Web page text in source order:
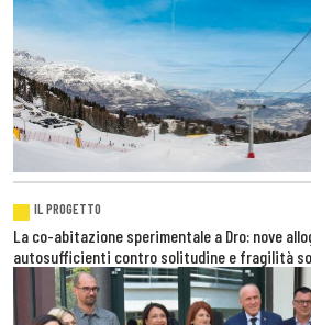
IL PROGETTO
La co-abitazione sperimentale a Dro: nove
autosufficienti contro solitudine e fragilità